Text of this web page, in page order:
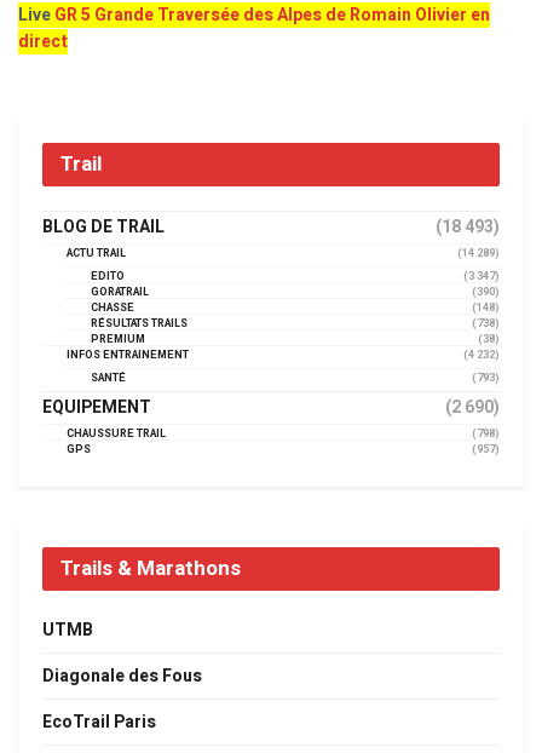
LiveGR 5 Grande Traversée des Alpes de Romain Olivier en
direct
Trail
BLOG DE TRAIL (18 493)
ACTU TRAIL
(14 289)
EDITO
(3 347)
GORATRAIL
(390)
CHASSE
(148)
RÉSULTATS TRAILS
(738)
PREMIUM
(38)
INFOS ENTRAINEMENT
(4 232)
SANTÉ
(793)
EQUIPEMENT (2 690)
CHAUSSURE TRAIL
(798)
GPS
(957)
Trails & Marathons
UTMB
Diagonale des Fous
EcoTrail Paris